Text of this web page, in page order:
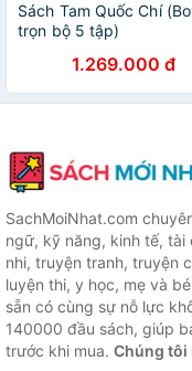
Sách Tam Quốc Chí
trọn bộ 5 tập)
1.269.000 đ
SachMoiNhat.com
ngữ, kỹ năng, kinh tế, tài
nhi, truyện tranh, truyện
luyện thi, y học, mẹ và
sẵn có cùng sự nỗ lực
140000 đầu sách, giúp
trước khi mua. Chúng tôi